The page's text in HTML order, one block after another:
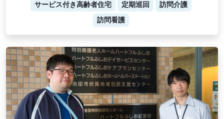
サービス付き高齢者住宅 定期巡回
訪問介護
訪問看護